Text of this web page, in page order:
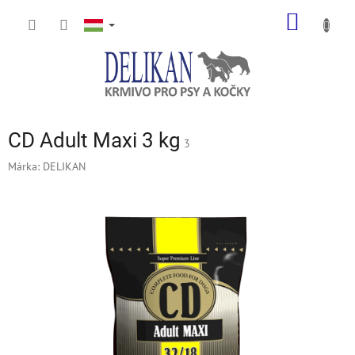
KOSÁR
CD Adult Maxi 3 kg 3
Márka: DELIKAN